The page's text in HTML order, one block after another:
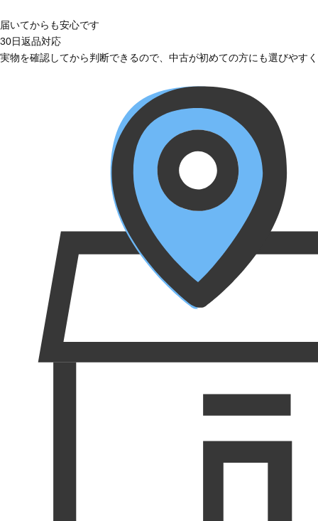
届いてからも安心です
30日返品対応
実物を確認してから判断できるので、中古が初めての方にも選びやす